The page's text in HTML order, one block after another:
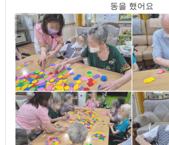
동을 했어요